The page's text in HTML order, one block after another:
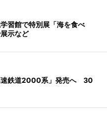
習館で特別展「海を食べ
示など
速鉄道2000系」発売へ 30